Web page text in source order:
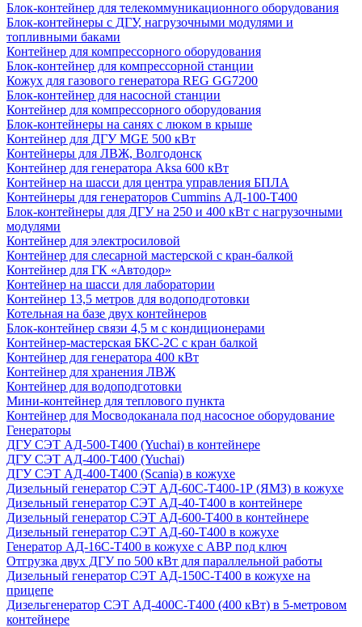
Блок-контейнер для телекоммуникационного оборудования
Блок-контейнеры с ДГУ, нагрузочными модулями и
топливными баками
Контейнер для компрессорного оборудования
Блок-контейнер для компрессорной станции
Кожух для газового генератора REG GG7200
Блок-контейнер для насосной станции
Контейнер для компрессорного оборудования
Блок-контейнеры на санях с люком в крыше
Контейнер для ДГУ MGE 500 кВт
Контейнеры для ЛВЖ, Волгодонск
Контейнер для генератора Aksa 600 кВт
Контейнер на шасси для центра управления БПЛА
Контейнеры для генераторов Cummins АД-100-Т400
Блок-контейнеры для ДГУ на 250 и 400 кВт с нагрузочными
модулями
Контейнер для электросиловой
Контейнер для слесарной мастерской с кран-балкой
Контейнер для ГК «Автодор»
Контейнер на шасси для лаборатории
Контейнер 13,5 метров для водоподготовки
Котельная на базе двух контейнеров
Блок-контейнер связи 4,5 м с кондиционерами
Контейнер-мастерская БКС-2С с кран балкой
Контейнер для генератора 400 кВт
Контейнер для хранения ЛВЖ
Контейнер для водоподготовки
Мини-контейнер для теплового пункта
Контейнер для Мосводоканала под насосное оборудование
Генераторы
ДГУ СЭТ АД-500-Т400 (Yuchai) в контейнере
ДГУ СЭТ АД-400-Т400 (Yuchai)
ДГУ СЭТ АД-400-Т400 (Scania) в кожухе
Дизельный генератор СЭТ АД-60С-Т400-1Р (ЯМЗ) в кожухе
Дизельный генератор СЭТ АД-40-Т400 в контейнере
Дизельный генератор СЭТ АД-600-Т400 в контейнере
Дизельный генератор СЭТ АД-60-Т400 в кожухе
Генератор АД-16С-Т400 в кожухе с АВР под ключ
Отгрузка двух ДГУ по 500 кВт для параллельной работы
Дизельный генератор СЭТ АД-150С-Т400 в кожухе на
прицепе
Дизельгенератор СЭТ АД-400С-Т400 (400 кВт) в 5-метровом
контейнере